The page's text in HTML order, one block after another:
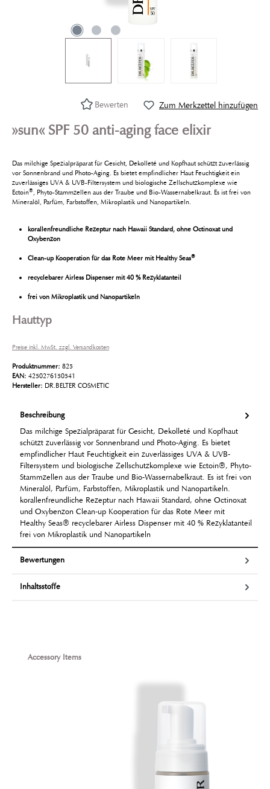
Zum Merkzettel hinzufügen
Bewerten
»sun« SPF 50 anti-aging face elixir
Das milchige Spezialpräparat für Gesicht, Dekolleté und Kopfhaut schützt zuverlässig
vor Sonnenbrand und Photo-Aging. Es bietet empfindlicher Haut Feuchtigkeit ein
zuverlässiges UVA & UVB-Filtersystem und biologische Zellschutzkomplexe wie
Ectoin®, Phyto-Stammzellen aus der Traube und Bio-Wassernabelkraut. Es ist frei von
Mineralöl, Parfüm, Farbstoffen, Mikroplastik und Nanopartikeln.
korallenfreundliche Rezeptur nach Hawaii Standard, ohne Octinoxat und
Oxybenzon
Clean-up Kooperation für das Rote Meer mit Healthy Seas®
recyclebarer Airless Dispenser mit 40 % Rezyklatanteil
frei von Mikroplastik und Nanopartikeln
Hauttyp
Preise inkl. MwSt. zzgl. Versandkosten
Produktnummer: 825
EAN: 4250276150541
Hersteller: DR.BELTER COSMETIC
Beschreibung
Das milchige Spezialpräparat für Gesicht, Dekolleté und Kopfhaut
schützt zuverlässig vor Sonnenbrand und Photo-Aging. Es bietet
empfindlicher Haut Feuchtigkeit ein zuverlässiges UVA & UVB-
Filtersystem und biologische Zellschutzkomplexe wie Ectoin®, Phyto-
Stammzellen aus der Traube und Bio-Wassernabelkraut. Es ist frei von
Mineralöl, Parfüm, Farbstoffen, Mikroplastik und Nanopartikeln.
korallenfreundliche Rezeptur nach Hawaii Standard, ohne Octinoxat
und Oxybenzon Clean-up Kooperation für das Rote Meer mit
Healthy Seas® recyclebarer Airless Dispenser mit 40 % Rezyklatanteil
frei von Mikroplastik und Nanopartikeln
Bewertungen
Inhaltsstoffe
Produktgalerie überspringen
Accessory Items